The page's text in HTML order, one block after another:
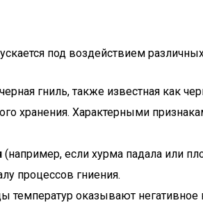
под воздействием
гниль, также известная как
хранения. Характерными
(например, если хурма падала или
процессов гниения.
температур оказывают негативное